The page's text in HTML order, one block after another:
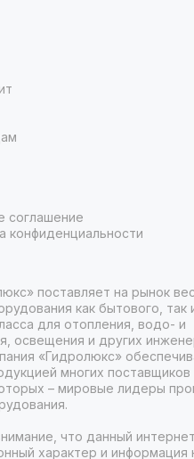
соглашение
конфиденциальности
поставляет на рынок
как бытового, так
для отопления, водо- и
освещения и других
«Гидролюкс»
многих поставщиков
– мировые лидеры
что данный
характер и информация